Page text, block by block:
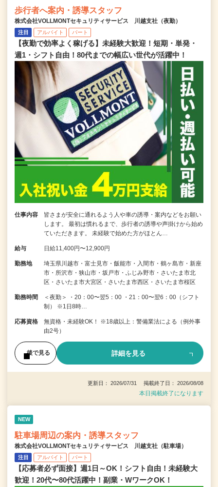
歩行者へ案内・誘導スタッフ
株式会社VOLLMONTセキュリティサービス 川越支社（夜勤）
注目 アルバイト パート
【夜勤で効率よく稼げる】未経験大歓迎！短期・単発・
週1・シフト自由！80代までの幅広い世代が活躍中！
仕事内容
皆さまが安全に通れるよう人や車の誘導・案内などをお願い
します。 最初は慣れるまで、歩行者の誘導や声掛けから始め
ていただきます。 未経験で始めた方がほとん…
給与 日給11,400円〜12,900円
勤務地
埼玉県川越市・富士見市・飯能市・入間市・鶴ヶ島市・新座
市・所沢市・狭山市・坂戸市・ふじみ野市・さいたま市北
区・さいたま市大宮区・さいたま市西区・さいたま市桜区
勤務時間
＜夜勤＞ ・20：00〜翌5：00 ・21：00〜翌6：00（シフト
制） ※1日8時…
応募資格
無資格・未経験OK！ ※18歳以上：警備業法による（例外事
由2号）
後で見る 詳細を見る
更新日： 2026/07/31 掲載終了日： 2026/08/08
本日掲載終了になります
NEW
駐車場周辺の案内・誘導スタッフ
株式会社VOLLMONTセキュリティサービス 川越支社（駐車場）
注目 アルバイト パート
【応募者必ず面接】週1日～OK！シフト自由！未経験大
歓迎！20代〜80代活躍中！副業・WワークOK！